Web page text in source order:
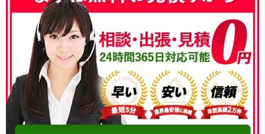
050-3177-5687